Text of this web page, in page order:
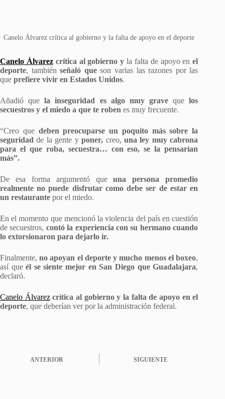
Canelo Álvarez crítica al gobierno y la falta de apoyo en el deporte
Canelo Álvarez crítica al gobierno y la falta de apoyo enel
deporte, tambiénseñaló queson varias las razones por las
que prefiere vivir en Estados Unidos.
Añadió quela inseguridad es algo muy gravequelos
secuestros y el miedo a que te roben es muy frecuente.
“Creo que deben preocuparse un poquito más sobre la
seguridad de la gente yponer, creo, una ley muy cabrona
para el que roba, secuestra… con eso, se la pensarían
más”.
De esa forma argumentó queuna persona promedio
realmente no puede disfrutar como debe ser de estar en
un restaurante por el miedo.
En el momento que mencionó la violencia del país en cuestión
de secuestros, contó la experiencia con su hermano cuando
lo extorsionaron para dejarlo ir.
Finalmente,no apoyan el deporte y mucho menos el boxeo,
así queél se siente mejor en San Diego que Guadalajara,
declaró.
Canelo Álvarez crítica al gobierno y la falta de apoyo en el
deporte, que deberían ver por la administración federal.
ANTERIOR SIGUIENTE